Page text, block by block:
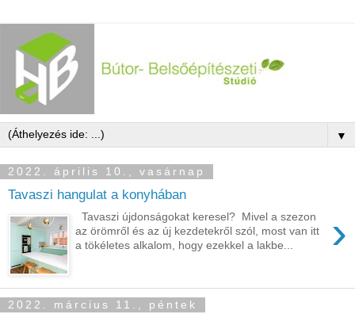
▼
2022. április 10., vasárnap
Tavaszi hangulat a konyhában
›
Tavaszi újdonságokat keresel? Mivel a szezon
az örömről és az új kezdetekről szól, most van itt
a tökéletes alkalom, hogy ezekkel a lakbe...
2022. március 11., péntek